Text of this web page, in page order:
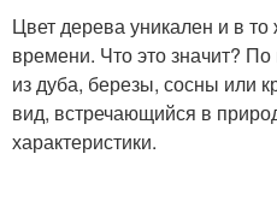
Цвет дерева уникален и в
времени. Что это значит? По
из дуба, березы, сосны или
вид, встречающийся в
характеристики.